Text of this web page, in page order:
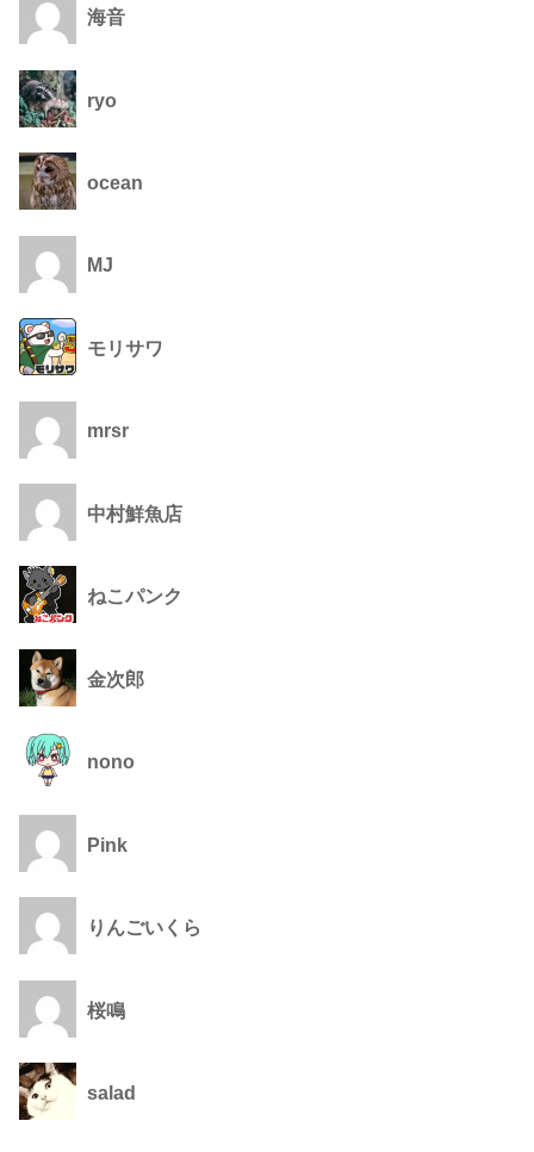
海音
ryo
ocean
MJ
モリサワ
mrsr
中村鮮魚店
ねこパンク
金次郎
nono
Pink
りんごいくら
桜鳴
salad